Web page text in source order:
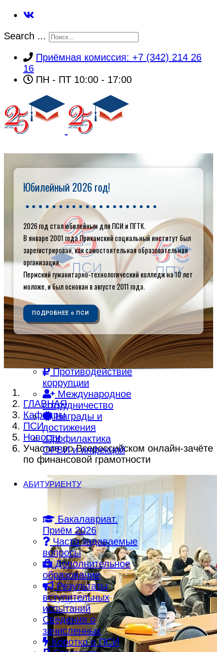
Search ...
Приёмная комиссия: +7 (342) 214 26
16
ПН - ПТ 10:00 - 17:00
ГЛАВНАЯ
Об институте
Контакты
Кафедры
Библиотека
Электронная
библиотека
Электронная
образовательная
среда
Внутренняя
система оценки
качества
образования
Противодействие
коррупции
Международное
сотрудничество
Награды и
достижения
Профилактика
ОРВИ и инфекций
АБИТУРИЕНТУ
Бакалавриат.
Приём 2026
Часто задаваемые
вопросы
Дополнительное
образование
Результаты
вступительных
испытаний
Сведения о
зачисленных
Коротко о ПСИ
Юбилейный 2026 год!
2026 год стал юбилейным для ПСИ и ПГТК.
В январе 2001 года Прикамский социальный институт был
зарегистрирован, как самостоятельная образовательная
организация.
Пермский гуманитарно-технологический колледж на 10 лет
моложе, и был основан в августе 2011 года.
ПОДРОБНЕЕ о ПСИ
ГЛАВНАЯ
Кафедры
ПСИ
Новости
Участие во Всероссийском онлайн-зачёте
по финансовой грамотности